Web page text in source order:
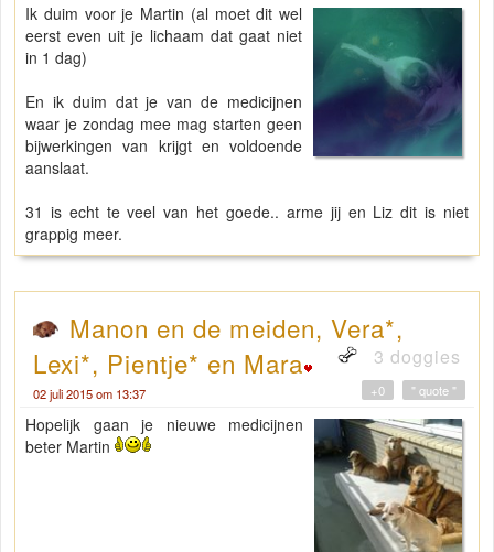
Ik duim voor je Martin (al moet dit wel
eerst even uit je lichaam dat gaat niet
in 1 dag)
En ik duim dat je van de medicijnen
waar je zondag mee mag starten geen
bijwerkingen van krijgt en voldoende
aanslaat.
31 is echt te veel van het goede.. arme jij en Liz dit is niet
grappig meer.
Manon en de meiden, Vera*,
Lexi*, Pientje* en Mara
3 doggies
02 juli 2015 om 13:37 " quote "
+0
Hopelijk gaan je nieuwe medicijnen
beter Martin